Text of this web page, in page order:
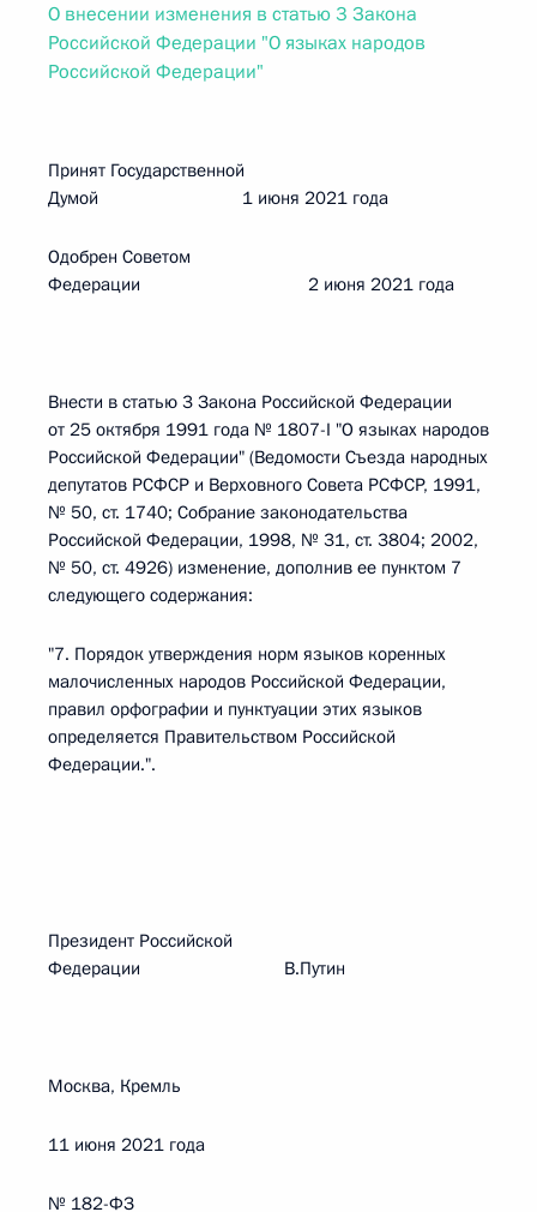
О внесении изменения в статью 3 Закона
Российской Федерации "О языках народов
Российской Федерации"
Принят Государственной
Думой 1 июня 2021 года
Одобрен Советом
Федерации 2 июня 2021 года
Внести в статью 3 Закона Российской Федерации
от 25 октября 1991 года № 1807-I "О языках народов
Российской Федерации" (Ведомости Съезда народных
депутатов РСФСР и Верховного Совета РСФСР, 1991,
№ 50, ст. 1740; Собрание законодательства
Российской Федерации, 1998, № 31, ст. 3804; 2002,
№ 50, ст. 4926) изменение, дополнив ее пунктом 7
следующего содержания:
"7. Порядок утверждения норм языков коренных
малочисленных народов Российской Федерации,
правил орфографии и пунктуации этих языков
определяется Правительством Российской
Федерации.".
Президент Российской
Федерации В.Путин
Москва, Кремль
11 июня 2021 года
№ 182-ФЗ